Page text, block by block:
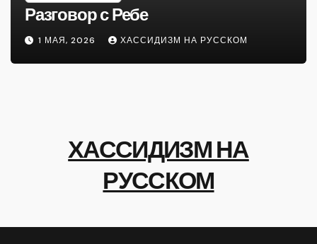
Разговор с Ребе
1 МАЯ, 2026 ХАССИДИЗМ НА РУССКОМ
ХАССИДИЗМ НА
РУССКОМ